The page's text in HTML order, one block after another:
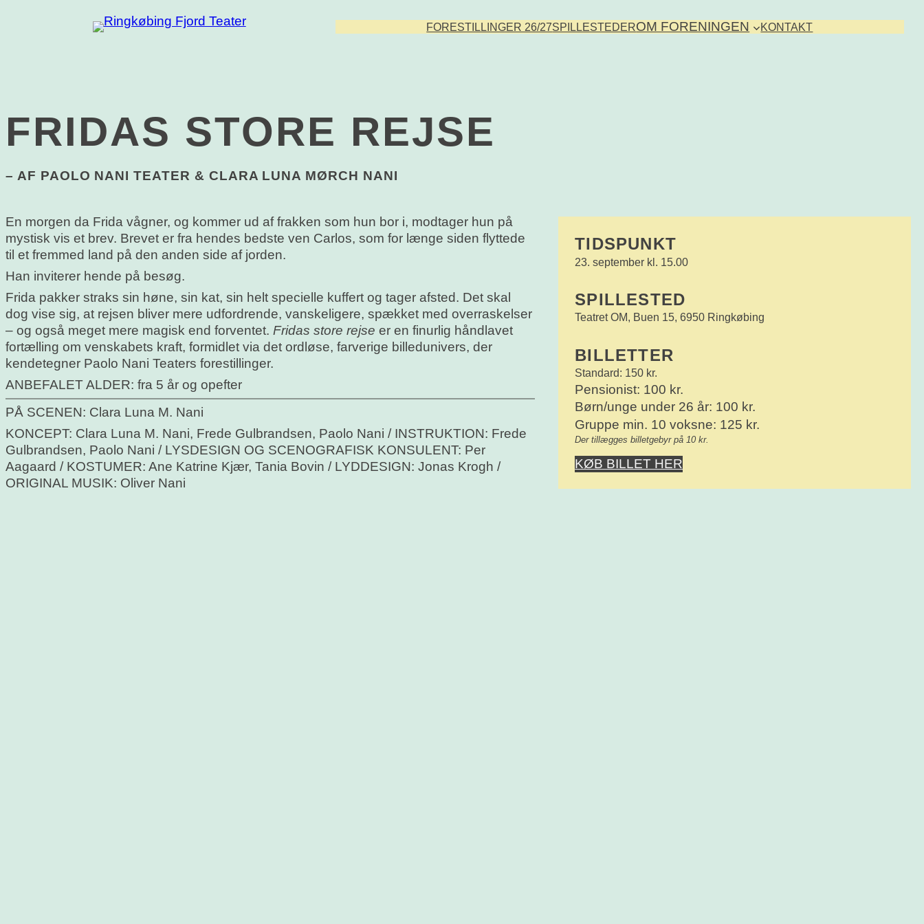
FORESTILLINGER 26/27SPILLESTEDEROM FORENINGEN KONTAKT
FRIDAS STORE REJSE
– AF PAOLO NANI TEATER & CLARA LUNA MØRCH NANI
En morgen da Frida vågner, og kommer ud af frakken som hun bor i, modtager hun på
mystisk vis et brev. Brevet er fra hendes bedste ven Carlos, som for længe siden flyttede
til et fremmed land på den anden side af jorden.
Han inviterer hende på besøg.
Frida pakker straks sin høne, sin kat, sin helt specielle kuffert og tager afsted. Det skal
dog vise sig, at rejsen bliver mere udfordrende, vanskeligere, spækket med overraskelser
– og også meget mere magisk end forventet. Fridas store rejse er en finurlig håndlavet
fortælling om venskabets kraft, formidlet via det ordløse, farverige billedunivers, der
kendetegner Paolo Nani Teaters forestillinger.
ANBEFALET ALDER: fra 5 år og opefter
PÅ SCENEN: Clara Luna M. Nani
KONCEPT: Clara Luna M. Nani, Frede Gulbrandsen, Paolo Nani / INSTRUKTION: Frede
Gulbrandsen, Paolo Nani / LYSDESIGN OG SCENOGRAFISK KONSULENT: Per
Aagaard / KOSTUMER: Ane Katrine Kjær, Tania Bovin / LYDDESIGN: Jonas Krogh /
ORIGINAL MUSIK: Oliver Nani
TIDSPUNKT
23. september kl. 15.00
SPILLESTED
Teatret OM, Buen 15, 6950 Ringkøbing
BILLETTER
Standard: 150 kr.
Pensionist: 100 kr.
Børn/unge under 26 år: 100 kr.
Gruppe min. 10 voksne: 125 kr.
Der tillægges billetgebyr på 10 kr.
KØB BILLET HER